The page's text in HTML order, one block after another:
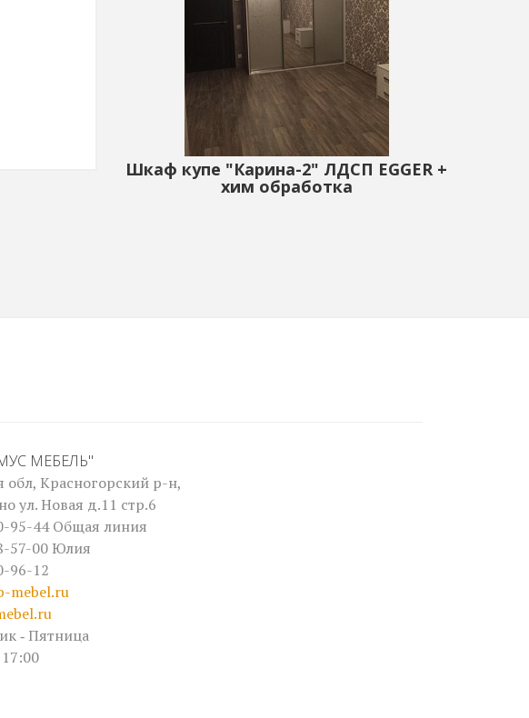
Шкаф купе "Карина-2" ЛДСП EGGER +
хим обработка
МЕБЕЛЬ"
обл, Красногорский р-н,
ул. Новая д.11 стр.6
95-44Общая линия
57-00 Юлия
96-12
mebel.ru
‐ Пятница